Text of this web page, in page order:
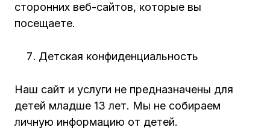
сторонних веб-сайтов, которые вы
посещаете.
Детская конфиденциальность
Наш сайт и услуги не предназначены для
детей младше 13 лет. Мы не собираем
личную информацию от детей.